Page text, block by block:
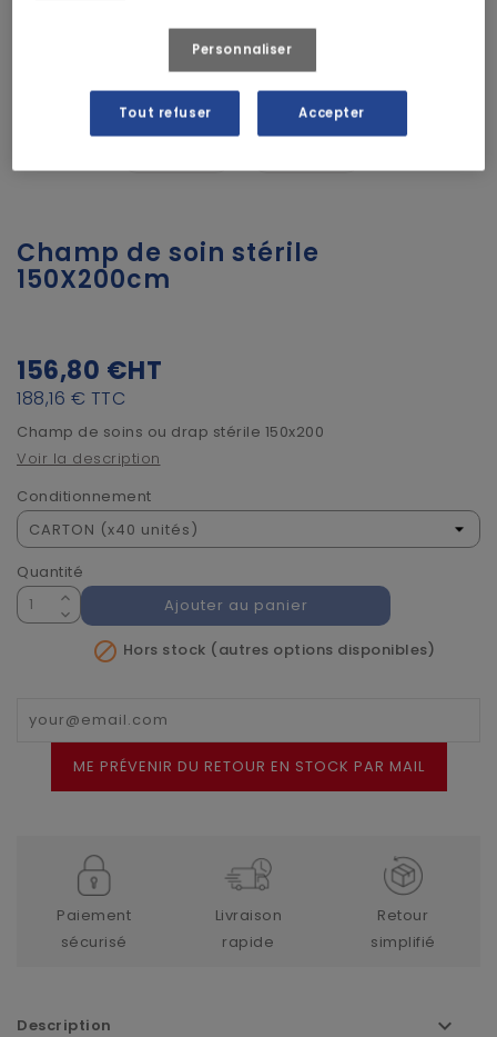
Champ de soin stérile
150X200cm
156,80 €HT
188,16 € TTC
Champ de soins ou drap stérile 150x200
Voir la description
Conditionnement
Quantité
Ajouter au panier
 Hors stock (autres options disponibles)
ME PRÉVENIR DU RETOUR EN STOCK PAR MAIL
Paiement
sécurisé
Livraison
rapide
Retour
simplifié
Description
Personnaliser
Tout refuser Accepter